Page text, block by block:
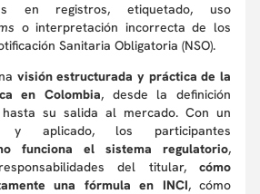
en registros, etiquetado, uso
o interpretación incorrecta de los
Sanitaria Obligatoria (NSO).
visión estructurada y práctica de la
en Colombia, desde la definición
su salida al mercado. Con un
y aplicado, los participantes
funciona el sistema regulatorio,
del titular, cómo
una fórmula en INCI, cómo